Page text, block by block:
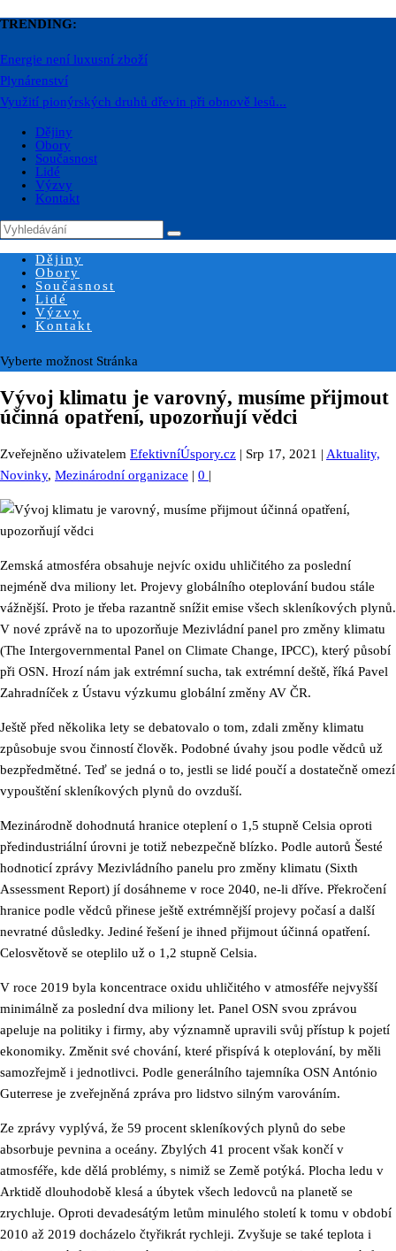
TRENDING:
Energie není luxusní zboží
Plynárenství
Využití pionýrských druhů dřevin při obnově lesů...
Dějiny
Obory
Současnost
Lidé
Výzvy
Kontakt
Dějiny
Obory
Současnost
Lidé
Výzvy
Kontakt
Vyberte možnost Stránka
Vývoj klimatu je varovný, musíme přijmout
účinná opatření, upozorňují vědci
Zveřejněno uživatelem EfektivníÚspory.cz | Srp 17, 2021 | Aktuality,
Novinky, Mezinárodní organizace | 0 |
Zemská atmosféra obsahuje nejvíc oxidu uhličitého za poslední
nejméně dva miliony let. Projevy globálního oteplování budou stále
vážnější. Proto je třeba razantně snížit emise všech skleníkových plynů.
V nové zprávě na to upozorňuje Mezivládní panel pro změny klimatu
(The Intergovernmental Panel on Climate Change, IPCC), který působí
při OSN. Hrozí nám jak extrémní sucha, tak extrémní deště, říká Pavel
Zahradníček z Ústavu výzkumu globální změny AV ČR.
Ještě před několika lety se debatovalo o tom, zdali změny klimatu
způsobuje svou činností člověk. Podobné úvahy jsou podle vědců už
bezpředmětné. Teď se jedná o to, jestli se lidé poučí a dostatečně omezí
vypouštění skleníkových plynů do ovzduší.
Mezinárodně dohodnutá hranice oteplení o 1,5 stupně Celsia oproti
předindustriální úrovni je totiž nebezpečně blízko. Podle autorů Šesté
hodnoticí zprávy Mezivládního panelu pro změny klimatu (Sixth
Assessment Report) jí dosáhneme v roce 2040, ne-li dříve. Překročení
hranice podle vědců přinese ještě extrémnější projevy počasí a další
nevratné důsledky. Jediné řešení je ihned přijmout účinná opatření.
Celosvětově se oteplilo už o 1,2 stupně Celsia.
V roce 2019 byla koncentrace oxidu uhličitého v atmosféře nejvyšší
minimálně za poslední dva miliony let. Panel OSN svou zprávou
apeluje na politiky i firmy, aby významně upravili svůj přístup k pojetí
ekonomiky. Změnit své chování, které přispívá k oteplování, by měli
samozřejmě i jednotlivci. Podle generálního tajemníka OSN António
Guterrese je zveřejněná zpráva pro lidstvo silným varováním.
Ze zprávy vyplývá, že 59 procent skleníkových plynů do sebe
absorbuje pevnina a oceány. Zbylých 41 procent však končí v
atmosféře, kde dělá problémy, s nimiž se Země potýká. Plocha ledu v
Arktidě dlouhodobě klesá a úbytek všech ledovců na planetě se
zrychluje. Oproti devadesátým letům minulého století k tomu v období
2010 až 2019 docházelo čtyřikrát rychleji. Zvyšuje se také teplota i